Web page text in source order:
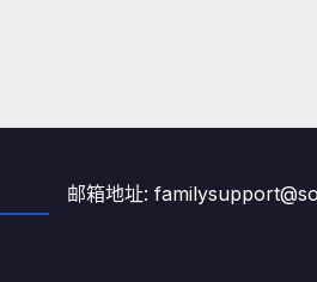
邮箱地址: